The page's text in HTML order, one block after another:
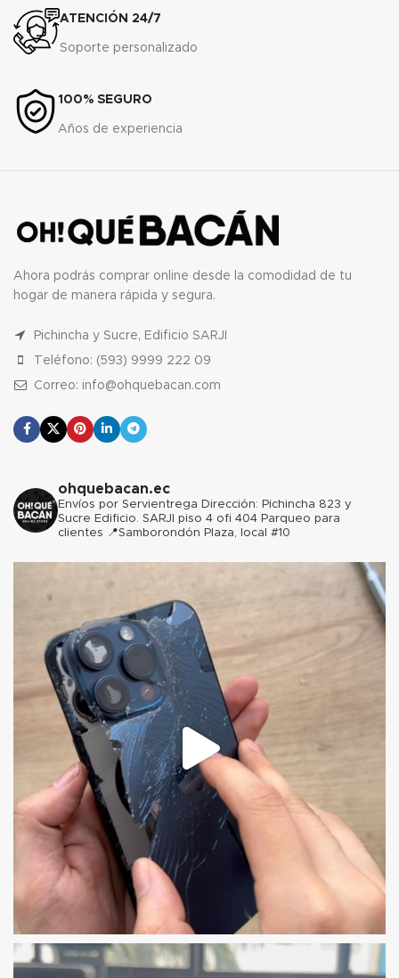
ATENCIÓN 24/7
Soporte personalizado
100% SEGURO
Años de experiencia
Ahora podrás comprar online desde la comodidad de tu
hogar de manera rápida y segura.
Pichincha y Sucre, Edificio SARJI
Teléfono: (593) 9999 222 09
Correo: info@ohquebacan.com
ohquebacan.ec
Envíos por Servientrega Dirección: Pichincha 823 y
Sucre Edificio. SARJI piso 4 ofi 404 Parqueo para
clientes 📍Samborondón Plaza, local #10